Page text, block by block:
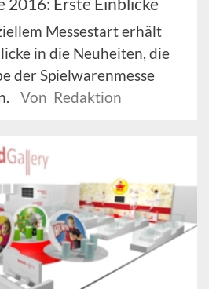
Messestart erhält
in die Neuheiten, die
der Spielwarenmesse
Von Redaktion